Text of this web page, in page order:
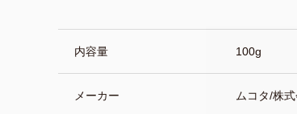
内容量 100g
メーカー ムコタ/株